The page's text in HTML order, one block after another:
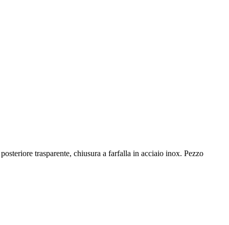
trasparente, chiusura a farfalla in acciaio inox. Pezzo